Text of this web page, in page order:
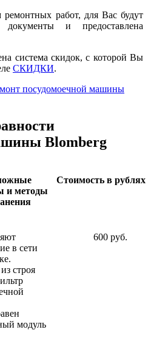
ремонтных работ, для Вас будут
и предоставлена
система скидок, с которой Вы
СКИДКИ.
посудомоечной машины
Blomberg
и методы
Стоимость в рублях
в сети
строя
модуль
600 руб.